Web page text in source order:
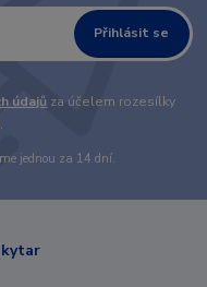
Přihlásit se
údajů za účelem rozesílky
jednou za 14 dní.